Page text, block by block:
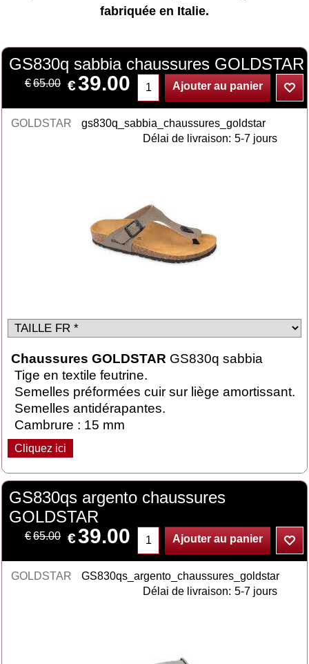
fabriquée en Italie.
GS830q sabbia chaussures GOLDSTAR
€65.00 €39.00 Ajouter au panier
GOLDSTAR
gs830q_sabbia_chaussures_goldstar
Délai de livraison: 5-7 jours
Chaussures GOLDSTAR GS830q sabbia
Tige en textile feutrine.
Semelles préformées cuir sur liège amortissant.
Semelles antidérapantes.
Cambrure : 15 mm
Cliquez ici
GS830qs argento chaussures
GOLDSTAR
€65.00 €39.00 Ajouter au panier
GOLDSTAR
GS830qs_argento_chaussures_goldstar
Délai de livraison: 5-7 jours